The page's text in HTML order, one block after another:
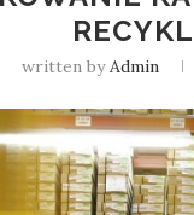
written byAdmin